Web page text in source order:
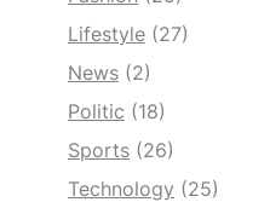
Lifestyle (27)
News (2)
Politic (18)
Sports (26)
Technology (25)